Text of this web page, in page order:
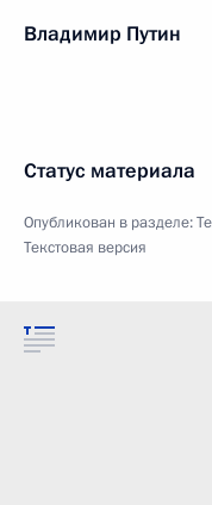
Владимир Путин
Статус материала
Опубликован в разделе:
Текстовая версия